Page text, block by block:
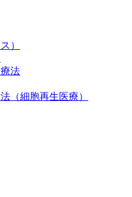
）
法
（細胞再生医療）